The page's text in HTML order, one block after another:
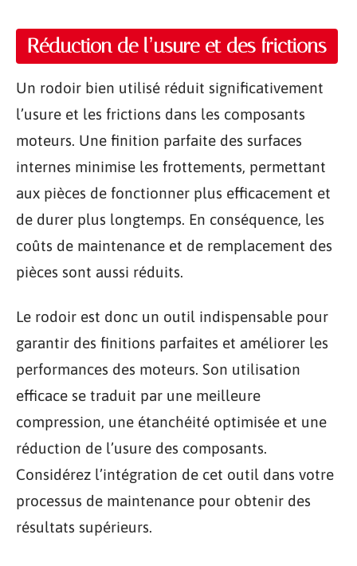
Réduction de l’usure et des frictions
Un rodoir bien utilisé réduit significativement
l’usure et les frictions dans les composants
moteurs. Une finition parfaite des surfaces
internes minimise les frottements, permettant
aux pièces de fonctionner plus efficacement et
de durer plus longtemps. En conséquence, les
coûts de maintenance et de remplacement des
pièces sont aussi réduits.
Le rodoir est donc un outil indispensable pour
garantir des finitions parfaites et améliorer les
performances des moteurs. Son utilisation
efficace se traduit par une meilleure
compression, une étanchéité optimisée et une
réduction de l’usure des composants.
Considérez l’intégration de cet outil dans votre
processus de maintenance pour obtenir des
résultats supérieurs.